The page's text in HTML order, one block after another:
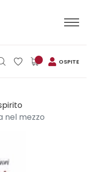
OSPITE
nel mezzo